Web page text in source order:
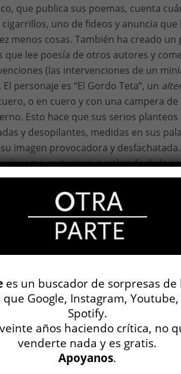
que publica sus poemas, cuenta
uno de fideos y anuncia que
menos cosas. También ha creado un
que lee poesía de otros autores y
(las intervenciones de un
personaje es “El Gordo Teta”, un
o en cuero y con una campera
Esto hace que sus serios
y desopilantes, medidas en sus
imagen provocadora y
como materia viva y alejada de la
Un teórico bufo que habla sin
que desterritorializa la faena
violín desde los ocho hasta los
a la escritura. Publicó ocho
. También se encuentran sus poemas
(2018), Noción de ritmo(2019),Lizard
poemas(2021), y este año, La
voz rotunda que busca la verdad,
deBabía: “Confrontando las instancias
del tiempo, las caras de la escritura y
el poeta se constituye a sí mismo
es un buscador de sorpresas
Google, Instagram,
Spotify.
años haciendo crítica, no
venderte nada y es gratis.
Apoyanos.